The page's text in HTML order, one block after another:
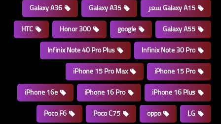
Galaxy A15 سعر
Galaxy A35
Galaxy A36
Galaxy A55
google
Honor 300
HTC
Infinix Note 30 Pro
Infinix Note 40 Pro Plus
iPhone 15 Pro
iPhone 15 Pro Max
iPhone 16 Plus
iPhone 16 Pro
iPhone 16e
LG
oppo
Poco C75
Poco F6